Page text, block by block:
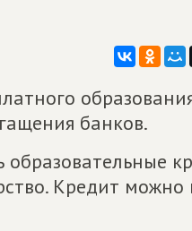
банков.
Кредит можно